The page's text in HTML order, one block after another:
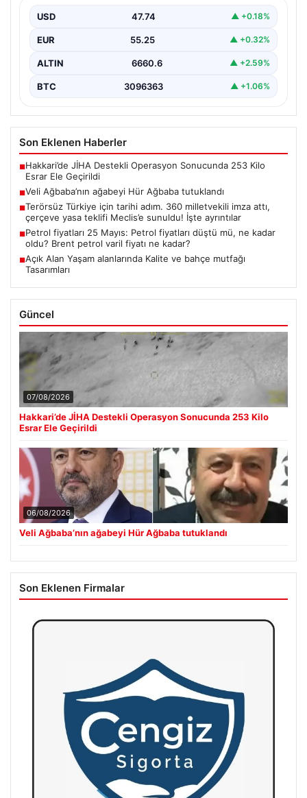
USD 47.74 ▲ +0.18%
EUR 55.25 ▲ +0.32%
ALTIN 6660.6 ▲ +2.59%
BTC 3096363 ▲ +1.06%
Son Eklenen Haberler
■Hakkari’de JİHA Destekli Operasyon Sonucunda 253 Kilo
Esrar Ele Geçirildi
■Veli Ağbaba’nın ağabeyi Hür Ağbaba tutuklandı
■Terörsüz Türkiye için tarihi adım. 360 milletvekili imza attı,
çerçeve yasa teklifi Meclis’e sunuldu! İşte ayrıntılar
■Petrol fiyatları 25 Mayıs: Petrol fiyatları düştü mü, ne kadar
oldu? Brent petrol varil fiyatı ne kadar?
■Açık Alan Yaşam alanlarında Kalite ve bahçe mutfağı
Tasarımları
Güncel
07/08/2026
Hakkari’de JİHA Destekli Operasyon Sonucunda 253 Kilo
Esrar Ele Geçirildi
06/08/2026
Veli Ağbaba’nın ağabeyi Hür Ağbaba tutuklandı
Son Eklenen Firmalar